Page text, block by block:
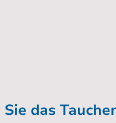
das